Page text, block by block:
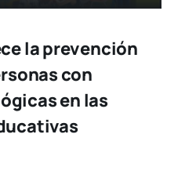
la prevención
con
en las